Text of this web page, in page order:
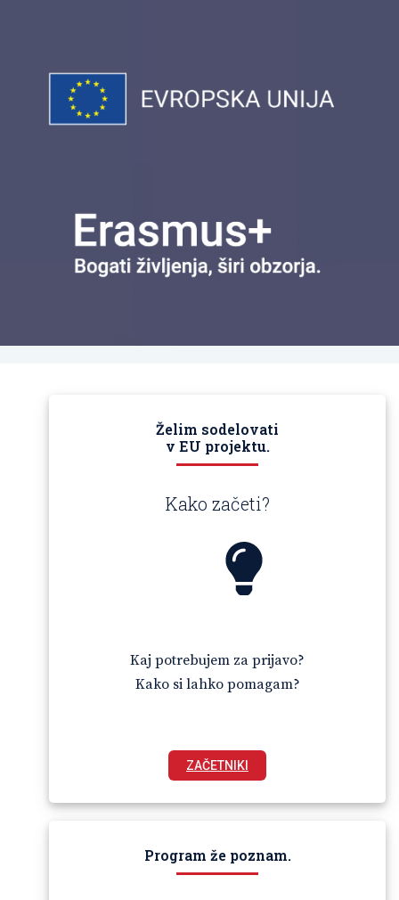
Želim sodelovati
v EU projektu.
Kako začeti?
Kaj potrebujem za prijavo?
Kako si lahko pomagam?
ZAČETNIKI
Program že poznam.